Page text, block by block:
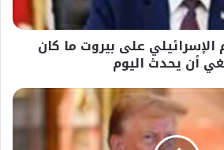
على بيروت ما كان
أن يحدث اليوم